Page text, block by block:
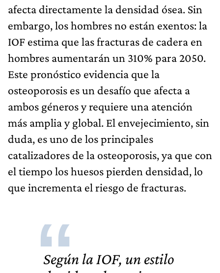
afecta directamente la densidad ósea. Sin
embargo, los hombres no están exentos: la
IOF estima que las fracturas de cadera en
hombres aumentarán un 310% para 2050.
Este pronóstico evidencia que la
osteoporosis es un desafío que afecta a
ambos géneros y requiere una atención
más amplia y global. El envejecimiento, sin
duda, es uno de los principales
catalizadores de la osteoporosis, ya que con
el tiempo los huesos pierden densidad, lo
que incrementa el riesgo de fracturas.
Según la IOF, un estilo